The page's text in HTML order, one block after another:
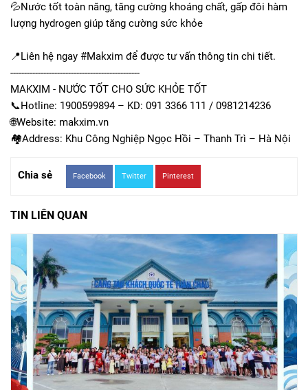
💦Nước tốt toàn năng, tăng cường khoáng chất, gấp đôi hàm
lượng hydrogen giúp tăng cường sức khỏe
📍Liên hệ ngay #Makxim để được tư vấn thông tin chi tiết.
-----------------------------------------------
MAKXIM - NƯỚC TỐT CHO SỨC KHỎE TỐT
📞Hotline: 1900599894 – KD: 091 3366 111 / 0981214236
🌐Website: makxim.vn
🏘Address: Khu Công Nghiệp Ngọc Hồi – Thanh Trì – Hà Nội
Chia sẻ Facebook Twitter Pinterest
TIN LIÊN QUAN